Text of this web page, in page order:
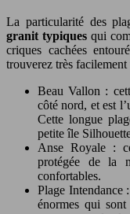
La particularité des
granit typiquesqui
criques cachées
trouverez très
Beau Vallon :
côté nord, et est
Cette longue
petite île
Anse Royale :
protégée de la
confortables.
Plage Intendance
énormes qui